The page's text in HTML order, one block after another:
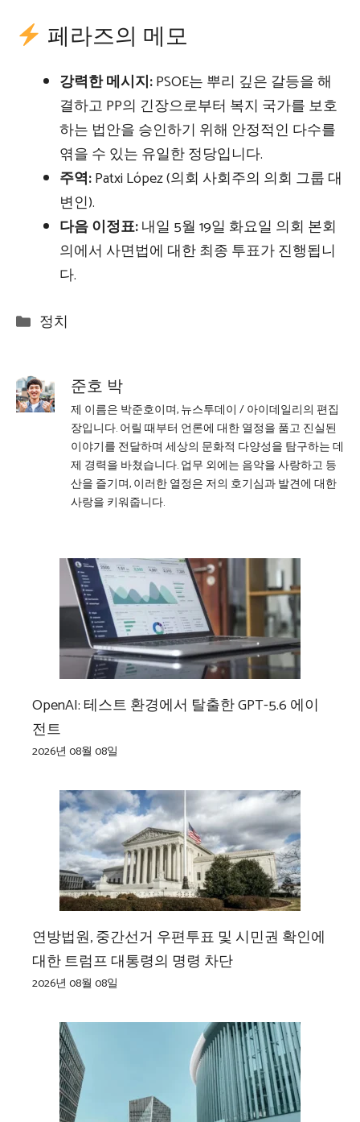
페라즈의 메모
강력한 메시지:PSOE는 뿌리 깊은 갈등을 해
결하고 PP의 긴장으로부터 복지 국가를 보호
하는 법안을 승인하기 위해 안정적인 다수를
엮을 수 있는 유일한 정당입니다.
주역:Patxi López (의회 사회주의 의회 그룹 대
변인).
다음 이정표:내일 5월 19일 화요일 의회 본회
의에서 사면법에 대한 최종 투표가 진행됩니
다.
Categories
정치
준호 박
제 이름은 박준호이며, 뉴스투데이 / 아이데일리의 편집
장입니다. 어릴 때부터 언론에 대한 열정을 품고 진실된
이야기를 전달하며 세상의 문화적 다양성을 탐구하는 데
제 경력을 바쳤습니다. 업무 외에는 음악을 사랑하고 등
산을 즐기며, 이러한 열정은 저의 호기심과 발견에 대한
사랑을 키워줍니다.
OpenAI: 테스트 환경에서 탈출한 GPT-5.6 에이
전트
2026년 08월 08일
연방법원, 중간선거 우편투표 및 시민권 확인에
대한 트럼프 대통령의 명령 차단
2026년 08월 08일